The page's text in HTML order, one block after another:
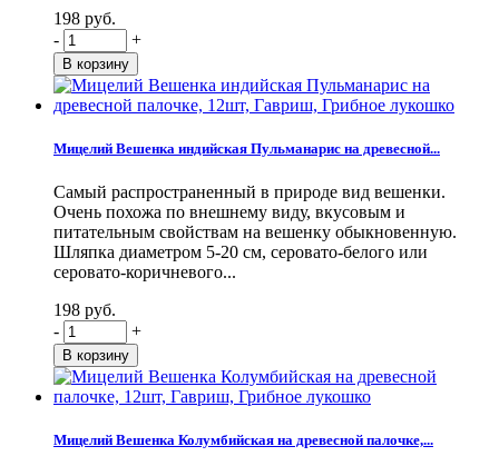
198 руб.
-
+
Мицелий Вешенка индийская Пульманарис на древесной...
Самый распространенный в природе вид вешенки.
Очень похожа по внешнему виду, вкусовым и
питательным свойствам на вешенку обыкновенную.
Шляпка диаметром 5-20 см, серовато-белого или
серовато-коричневого...
198 руб.
-
+
Мицелий Вешенка Колумбийская на древесной палочке,...